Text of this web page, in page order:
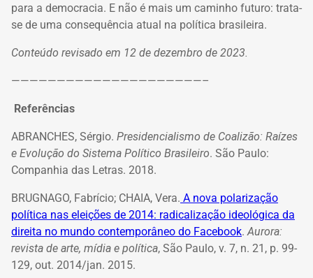
para a democracia. E não é mais um caminho futuro: trata-
se de uma consequência atual na política brasileira.
Conteúdo revisado em 12 de dezembro de 2023.
—————————————————————–
Referências
ABRANCHES, Sérgio. Presidencialismo de Coalizão: Raízes
e Evolução do Sistema Político Brasileiro. São Paulo:
Companhia das Letras. 2018.
BRUGNAGO, Fabrício; CHAIA, Vera. A nova polarização
política nas eleições de 2014: radicalização ideológica da
direita no mundo contemporâneo do Facebook. Aurora:
revista de arte, mídia e política, São Paulo, v. 7, n. 21, p. 99-
129, out. 2014/jan. 2015.